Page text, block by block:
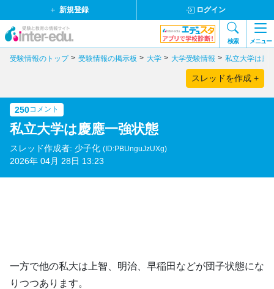
新規登録 ログイン
検索 メニュー
受験情報のトップ 受験情報の掲示板 大学 大学受験情報 私立大学は慶
スレッドを作成 +
250コメント
私立大学は慶應一強状態
スレッド作成者: 少子化 (ID:PBUnguJzUXg)
2026年 04月 28日 13:23
一方で他の私大は上智、明治、早稲田などが団子状態にな
りつつあります。